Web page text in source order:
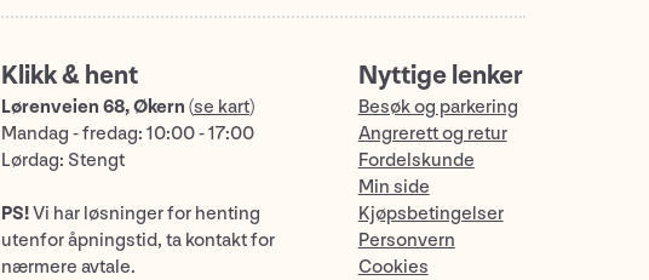
Klikk & hent
Lørenveien 68, Økern (se kart)
Mandag - fredag: 10:00 - 17:00
Lørdag: Stengt
PS!Vi har løsninger for henting
utenfor åpningstid, ta kontakt for
nærmere avtale.
Nyttige lenker
Besøk og parkering
Angrerett og retur
Fordelskunde
Min side
Kjøpsbetingelser
Personvern
Cookies